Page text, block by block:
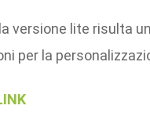
la versione lite risulta
per la